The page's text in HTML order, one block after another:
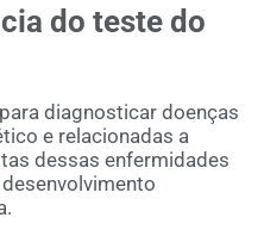
do teste do
diagnosticar doenças
e relacionadas a
dessas enfermidades